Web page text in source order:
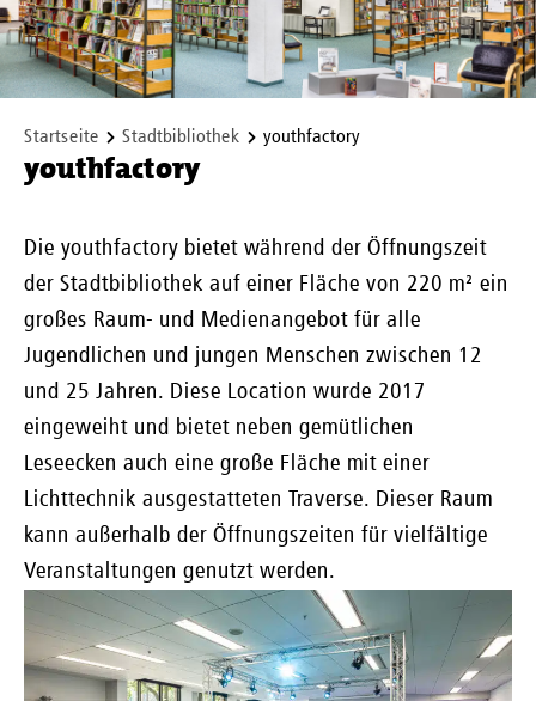
Startseite Stadtbibliothek youthfactory
youthfactory
Die youthfactory bietet während der Öffnungszeit
der Stadtbibliothek auf einer Fläche von 220 m² ein
großes Raum- und Medienangebot für alle
Jugendlichen und jungen Menschen zwischen 12
und 25 Jahren. Diese Location wurde 2017
eingeweiht und bietet neben gemütlichen
Leseecken auch eine große Fläche mit einer
Lichttechnik ausgestatteten Traverse. Dieser Raum
kann außerhalb der Öffnungszeiten für vielfältige
Veranstaltungen genutzt werden.